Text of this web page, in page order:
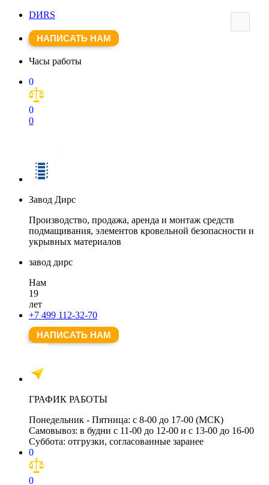
DИRS
НАПИСАТЬ НАМ
Часы работы
0
0
0
Завод Дирс
Производство, продажа, аренда и монтаж средств
подмащивания, элементов кровельной безопасности и
укрывных материалов
завод дирс
Нам
19
лет
+7 499 112-32-70
НАПИСАТЬ НАМ
ГРАФИК РАБОТЫ
Понедельник - Пятница: с 8-00 до 17-00 (МСК)
Самовывоз: в будни с 11-00 до 12-00 и с 13-00 до 16-00
Суббота: отгрузки, согласованные заранее
0
0